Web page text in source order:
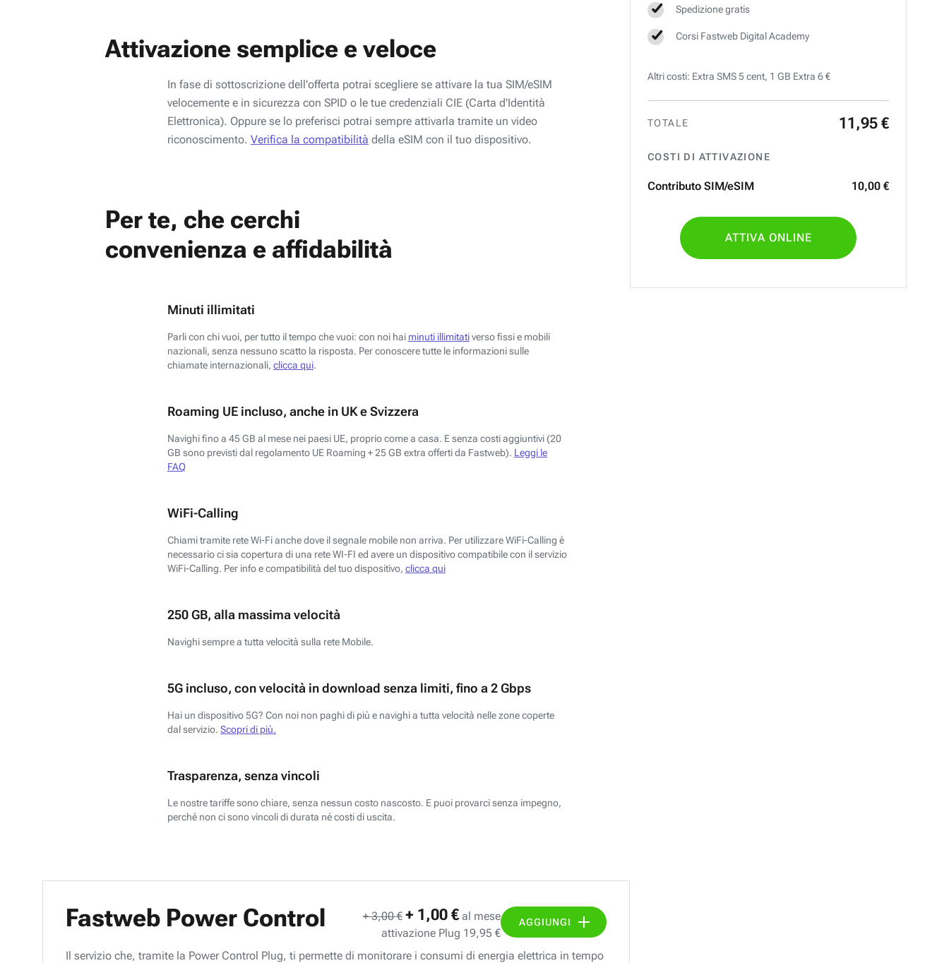
Spedizione gratis
Corsi Fastweb Digital Academy
Altri costi: Extra SMS 5 cent, 1 GB Extra 6 €
TOTALE 11 ,95 €
COSTI DI ATTIVAZIONE
Contributo SIM/eSIM 10,00 €
ATTIVA ONLINE
Attivazione semplice e veloce
In fase di sottoscrizione dell'offerta potrai scegliere se attivare la tua SIM/eSIM
velocemente e in sicurezza con SPID o le tue credenziali CIE (Carta d'Identità
Elettronica). Oppure se lo preferisci potrai sempre attivarla tramite un video
riconoscimento. Verifica la compatibilità della eSIM con il tuo dispositivo.
Per te, che cerchi
convenienza e affidabilità
Minuti illimitati
Parli con chi vuoi, per tutto il tempo che vuoi: con noi hai minuti illimitativerso fissi e mobili
nazionali, senza nessuno scatto la risposta. Per conoscere tutte le informazioni sulle
chiamate internazionali, clicca qui.
Roaming UE incluso, anche in UK e Svizzera
Navighi fino a 45 GB al mese nei paesi UE, proprio come a casa. E senza costi aggiuntivi (20
GB sono previsti dal regolamento UE Roaming + 25 GB extra offerti da Fastweb). Leggi le
FAQ
WiFi-Calling
Chiami tramite rete Wi-Fi anche dove il segnale mobile non arriva. Per utilizzare WiFi-Calling è
necessario ci sia copertura di una rete WI-FI ed avere un dispositivo compatibile con il servizio
WiFi-Calling. Per info e compatibilità del tuo dispositivo, clicca qui
250 GB, alla massima velocità
Navighi sempre a tutta velocità sulla rete Mobile.
5G incluso, con velocità in download senza limiti, fino a 2 Gbps
Hai un dispositivo 5G? Con noi non paghi di più e navighi a tutta velocità nelle zone coperte
dal servizio. Scopri di più.
Trasparenza, senza vincoli
Le nostre tariffe sono chiare, senza nessun costo nascosto. E puoi provarci senza impegno,
perché non ci sono vincoli di durata né costi di uscita.
Fastweb Power Control + 3,00 € + 1,00 € al mese
attivazione Plug 19,95 €
AGGIUNGI
Il servizio che, tramite la Power Control Plug, ti permette di monitorare i consumi di energia elettrica in tempo